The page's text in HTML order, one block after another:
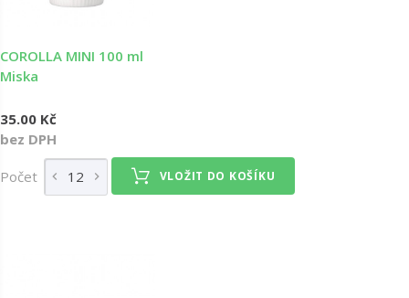
COROLLA MINI 100 ml
Miska
35.00 Kč
bez DPH
Počet VLOŽIT DO KOŠÍKU